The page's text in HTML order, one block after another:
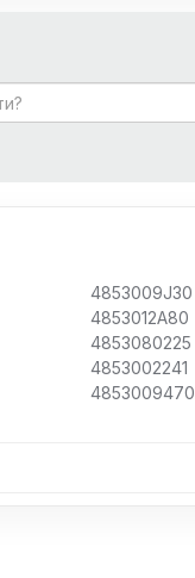
4853009J30
4853012A80
4853080225
4853002241
4853009470